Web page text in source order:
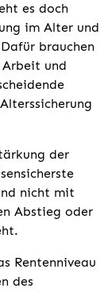
es doch
im Alter und
brauchen
und
der
nicht mit
Abstieg oder
Rentenniveau
des